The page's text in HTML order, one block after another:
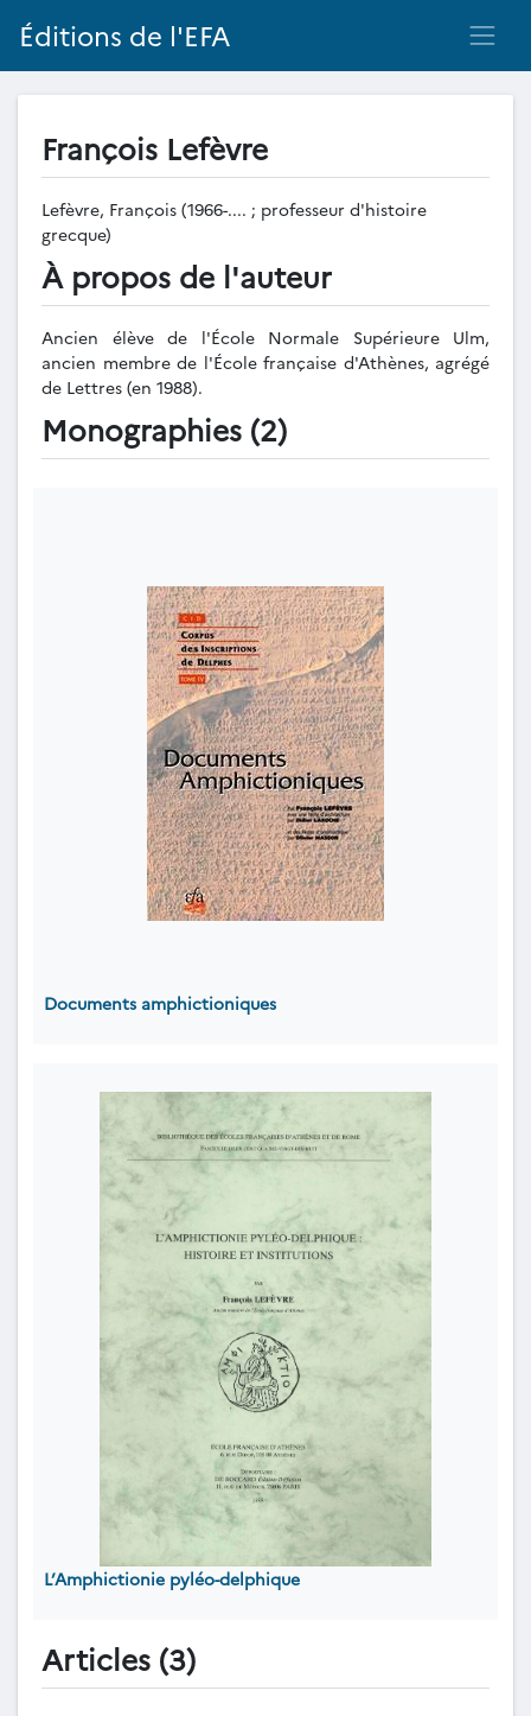
Éditions de l'EFA
François Lefèvre
Lefèvre, François (1966-.... ; professeur d'histoire
grecque)
À propos de l'auteur
Ancien élève de l'École Normale Supérieure Ulm,
ancien membre de l'École française d'Athènes, agrégé
de Lettres (en 1988).
Monographies (2)
Documents amphictioniques
L’Amphictionie pyléo-delphique
Articles (3)